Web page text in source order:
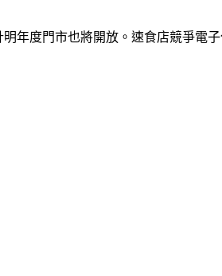
年度門市也將開放。速食店競爭電